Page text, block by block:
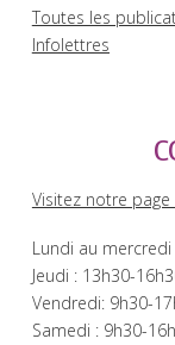
Toutes les
Infolettres
Visitez notre page
Lundi au
Jeudi : 13h30-
Vendredi: 9h30-
Samedi : 9h30-